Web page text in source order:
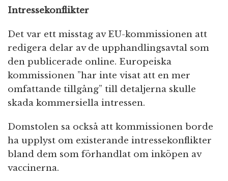
Intressekonflikter
Det var ett misstag av EU-kommissionen att
redigera delar av de upphandlingsavtal som
den publicerade online. Europeiska
kommissionen ”har inte visat att en mer
omfattande tillgång” till detaljerna skulle
skada kommersiella intressen.
Domstolen sa också att kommissionen borde
ha upplyst om existerande intressekonflikter
bland dem som förhandlat om inköpen av
vaccinerna.